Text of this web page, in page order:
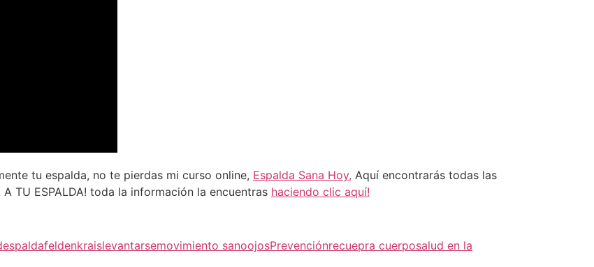
tu espalda, no te pierdas mi curso online, Espalda Sana Hoy, Aquí encontrarás todas las
TU ESPALDA! toda la información la encuentras haciendo clic aquí!
espaldafeldenkraislevantarsemovimiento sanoojosPrevenciónrecuepra cuerposalud en la